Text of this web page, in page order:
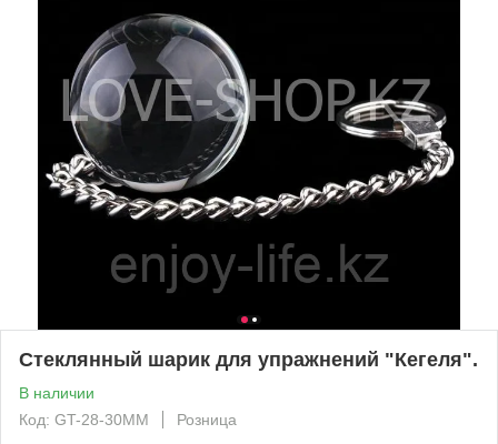
Стеклянный шарик для упражнений "Кегеля".
В наличии
Код: GT-28-30MM
Розница